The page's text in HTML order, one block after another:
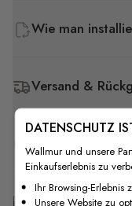
Wie man
Versand &
F.A.Q
Kostenlose
DATENSCHUTZ
Wallmur und unsere
Einkaufserlebnis zu
Ihr Browsing-Erlebnis
Unsere Website zu